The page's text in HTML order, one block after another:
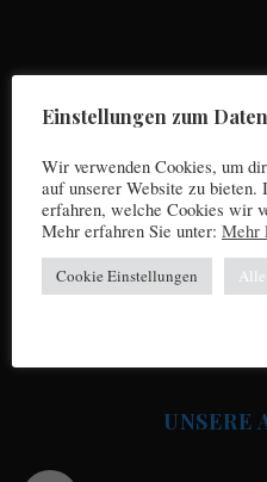
Impressum
UNSERE
a
c
f
o
r
:
Einstellungen zum
Wir verwenden Cookies, um
auf unserer Website zu bieten.
erfahren, welche Cookies wir
Mehr erfahren Sie unter: Mehr
Cookie Einstellungen